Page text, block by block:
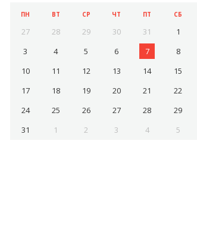
ПН ВТ СР ЧТ ПТ СБ
27 28 29 30 31 1
3
4 5 6 7 8
10
11 12 13 14 15
17
18 19 20 21 22
24
25 26 27 28 29
31
1 2 3 4 5